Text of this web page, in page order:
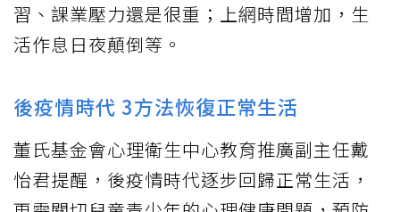
習、課業壓力還是很重；上網時間增加，生
活作息日夜顛倒等。
後疫情時代 3方法恢復正常生活
董氏基金會心理衛生中心教育推廣副主任戴
怡君提醒，後疫情時代逐步回歸正常生活，